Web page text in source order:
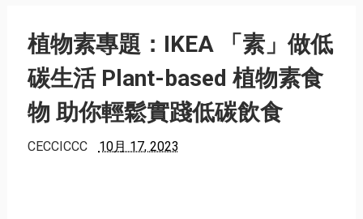
植物素專題：IKEA 「素」做低
碳生活 Plant-based 植物素食
物 助你輕鬆實踐低碳飲食
CECCICCC 10月 17, 2023